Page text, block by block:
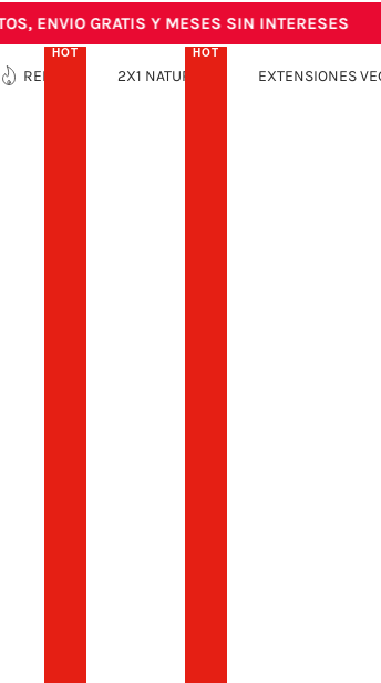
ENVIO GRATIS Y MESES SIN INTERESES
REBAJAS
HOT
2X1 NATURALES
HOT
EXTENSIONES